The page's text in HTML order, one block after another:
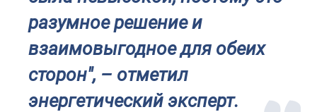
разумное решение и
взаимовыгодное для обеих
сторон", – отметил
энергетический эксперт.